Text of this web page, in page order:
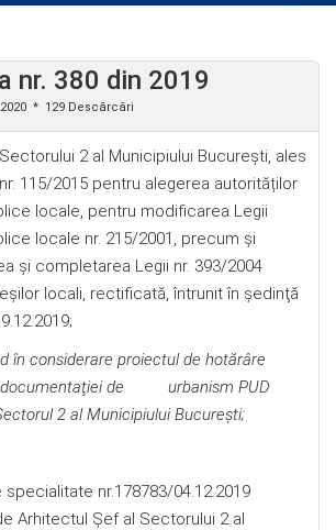
nr. 380 din 2019
129 Descărcări
2 al Municipiului Bucureşti, ales
115/2015 pentru alegerea autorităților
locale, pentru modificarea Legii
locale nr. 215/2001, precum și
şi completarea Legii nr. 393/2004
locali, rectificată, întrunit în şedinţă
proiectul de hotărâre
documentaţiei de urbanism PUD
2 al Municipiului Bucureşti;
specialitate nr.178783/04.12.2019
Arhitectul Şef al Sectorului 2 al